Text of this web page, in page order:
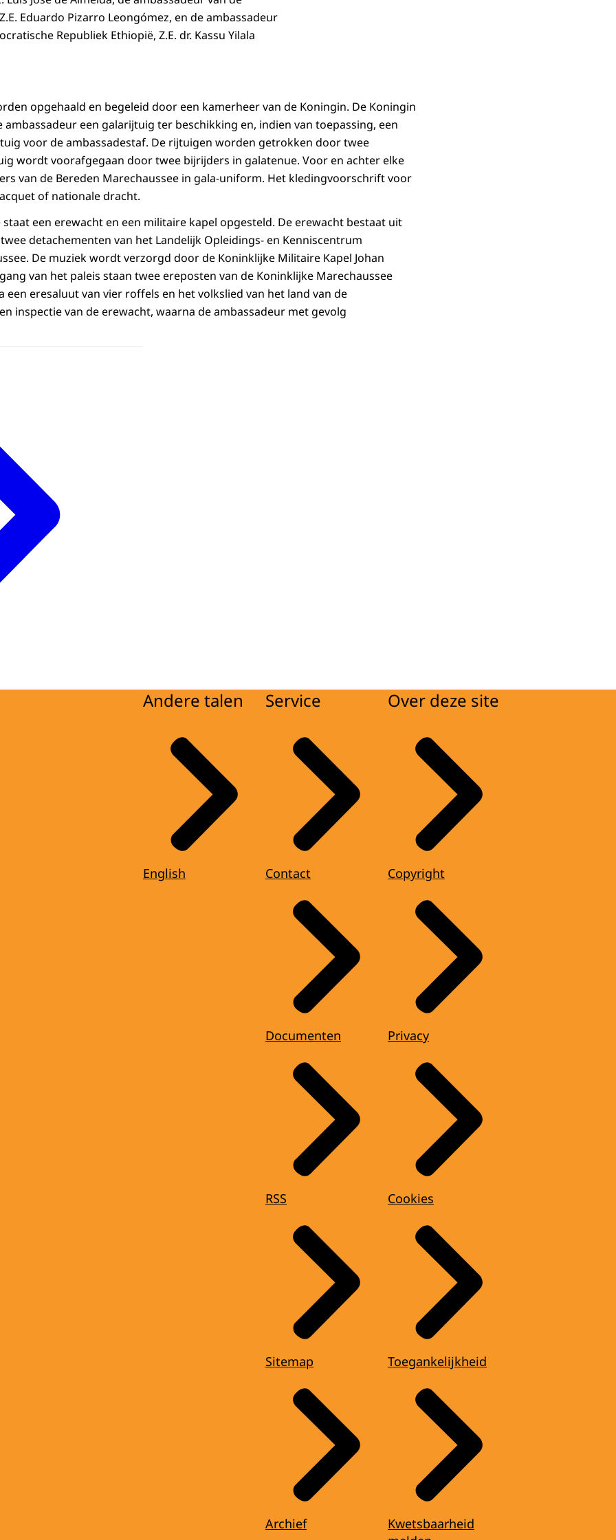
Eduardo Pizarro Leongómez, en de ambassadeur
Republiek Ethiopië, Z.E. dr. Kassu Yilala
opgehaald en begeleid door een kamerheer van de Koningin. De Koningin
ambassadeur een galarijtuig ter beschikking en, indien van toepassing, een
voor de ambassadestaf. De rijtuigen worden getrokken door twee
wordt voorafgegaan door twee bijrijders in galatenue. Voor en achter elke
van de Bereden Marechaussee in gala-uniform. Het kledingvoorschrift voor
of nationale dracht.
staat een erewacht en een militaire kapel opgesteld. De erewacht bestaat uit
detachementen van het Landelijk Opleidings- en Kenniscentrum
De muziek wordt verzorgd door de Koninklijke Militaire Kapel Johan
van het paleis staan twee ereposten van de Koninklijke Marechaussee
een eresaluut van vier roffels en het volkslied van het land van de
inspectie van de erewacht, waarna de ambassadeur met gevolg
Andere talen
English
Service
Contact
Documenten
RSS
Sitemap
Archief
Over deze site
Copyright
Privacy
Cookies
Toegankelijkheid
Kwetsbaarheid